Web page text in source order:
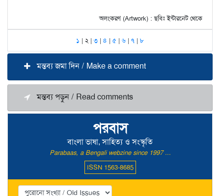
পরবাস
বাংলা ভাষা, সাহিত্য ও সংস্কৃতি
Parabaas, a Bengali webzine since 1997 ...
ISSN 1563-8685
অলংকরণ (Artwork) : ছবিঃ ইন্টারনেট থেকে
১ | ২ | ৩ | ৪ | ৫ | ৬ | ৭ | ৮
মন্তব্য জমা দিন / Make a comment
মন্তব্য পড়ুন / Read comments